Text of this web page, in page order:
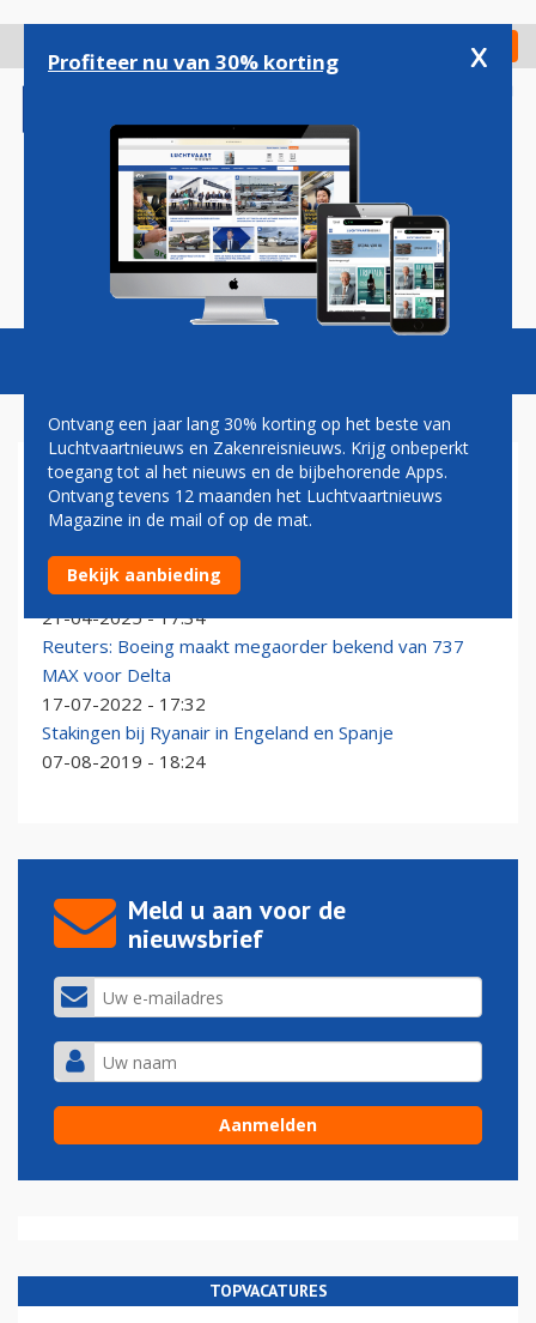
gaan
Check in
Magazine Podcasts Vacatures
737-MAX
Air India wil Boeing-vliegtuigen die worden geweigerd
door Chinese luchtvaartmaatschappijen
21-04-2025 - 17:34
Reuters: Boeing maakt megaorder bekend van 737
MAX voor Delta
17-07-2022 - 17:32
Stakingen bij Ryanair in Engeland en Spanje
07-08-2019 - 18:24
Meld u aan voor de
nieuwsbrief
TOPVACATURES
Profiteer nu van 30% korting x
Ontvang een jaar lang 30% korting op het beste van
Luchtvaartnieuws en Zakenreisnieuws. Krijg onbeperkt
toegang tot al het nieuws en de bijbehorende Apps.
Ontvang tevens 12 maanden het Luchtvaartnieuws
Magazine in de mail of op de mat.
Bekijk aanbieding